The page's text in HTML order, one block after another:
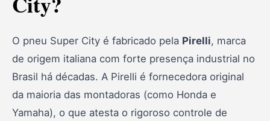
O pneu Super City é fabricado pela Pirelli, marca
de origem italiana com forte presença industrial no
Brasil há décadas. A Pirelli é fornecedora original
da maioria das montadoras (como Honda e
Yamaha), o que atesta o rigoroso controle de